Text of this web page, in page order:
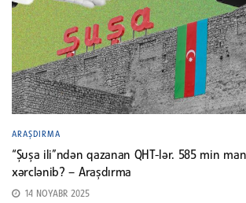
ARAŞDIRMA
“Şuşa ili”ndən qazanan QHT-lər. 585 min
xərclənib? – Araşdırma
14 NOYABR 2025